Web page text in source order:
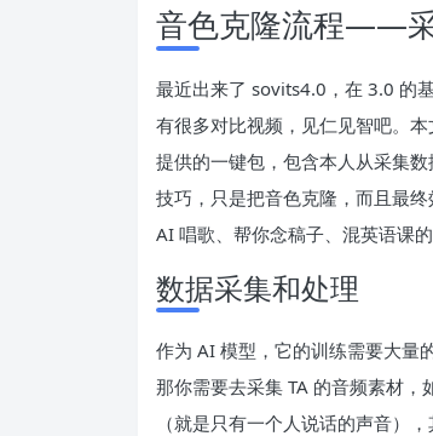
音色克隆流程——
最近出来了 sovits4.0，在 3.0 的
有很多对比视频，见仁见智吧。
提供的一键包，包含本人从采集
技巧，只是把音色克隆，而且最终
AI 唱歌、帮你念稿子、混英语课的
数据采集和处理
作为 AI 模型，它的训练需要大量
那你需要去采集 TA 的音频素材
（就是只有一个人说话的声音）